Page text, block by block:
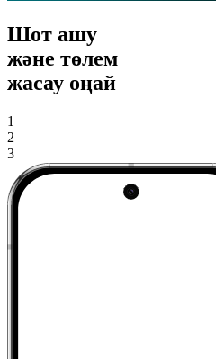
Шот ашу
және төлем
жасау оңай
1
2
3